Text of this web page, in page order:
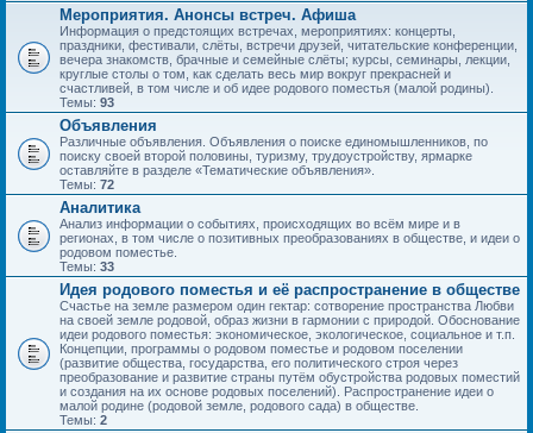
Мероприятия. Анонсы встреч. Афиша
Информация о предстоящих встречах, мероприятиях: концерты,
праздники, фестивали, слёты, встречи друзей, читательские конференции,
вечера знакомств, брачные и семейные слёты; курсы, семинары, лекции,
круглые столы о том, как сделать весь мир вокруг прекрасней и
счастливей, в том числе и об идее родового поместья (малой родины).
Темы: 93
Объявления
Различные объявления. Объявления о поиске единомышленников, по
поиску своей второй половины, туризму, трудоустройству, ярмарке
оставляйте в разделе «Тематические объявления».
Темы: 72
Аналитика
Анализ информации о событиях, происходящих во всём мире и в
регионах, в том числе о позитивных преобразованиях в обществе, и идеи о
родовом поместье.
Темы: 33
Идея родового поместья и её распространение в обществе
Счастье на земле размером один гектар: сотворение пространства Любви
на своей земле родовой, образ жизни в гармонии с природой. Обоснование
идеи родового поместья: экономическое, экологическое, социальное и т.п.
Концепции, программы о родовом поместье и родовом поселении
(развитие общества, государства, его политического строя через
преобразование и развитие страны путём обустройства родовых поместий
и создания на их основе родовых поселений). Распространение идеи о
малой родине (родовой земле, родового сада) в обществе.
Темы: 2